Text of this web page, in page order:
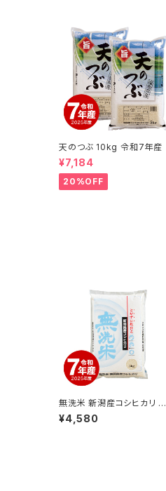
天のつぶ 10kg 令和7年産
¥7,184
20%OFF
無洗米 新潟産コシヒカリ お
米 5kg 令和7年産
¥4,580